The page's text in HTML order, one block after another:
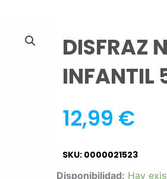
DISFRAZ
INFANTIL
12,99 €
SKU: 0000021523
Disponibilidad: Hay
DISFRAZ